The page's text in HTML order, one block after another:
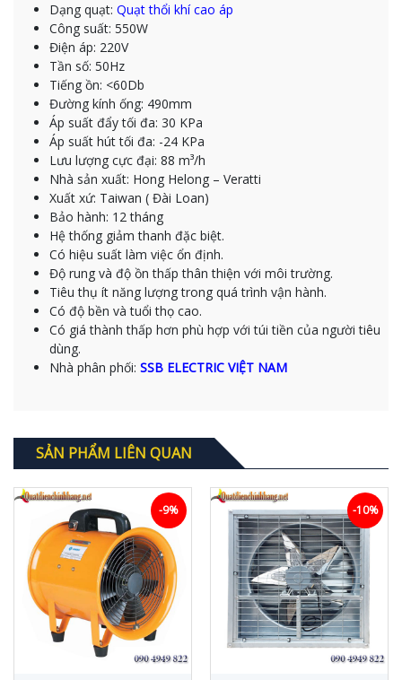
Dạng quạt: Quạt thổi khí cao áp
Công suất: 550W
Điện áp: 220V
Tần số: 50Hz
Tiếng ồn: <60Db
Đường kính ống: 490mm
Áp suất đẩy tối đa: 30 KPa
Áp suất hút tối đa: -24 KPa
Lưu lượng cực đại: 88 m³/h
Nhà sản xuất: Hong Helong – Veratti
Xuất xứ: Taiwan ( Đài Loan)
Bảo hành: 12 tháng
Hệ thống giảm thanh đặc biệt.
Có hiệu suất làm việc ổn định.
Độ rung và độ ồn thấp thân thiện với môi trường.
Tiêu thụ ít năng lượng trong quá trình vận hành.
Có độ bền và tuổi thọ cao.
Có giá thành thấp hơn phù hợp với túi tiền của người tiêu
dùng.
Nhà phân phối: SSB ELECTRIC VIỆT NAM
SẢN PHẨM LIÊN QUAN
-9% -10%